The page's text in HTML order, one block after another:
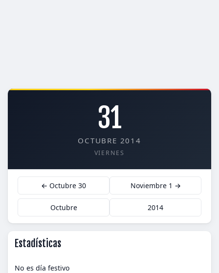
31
OCTUBRE 2014
VIERNES
← Octubre 30 Noviembre 1 →
Octubre 2014
Estadísticas
No es día festivo